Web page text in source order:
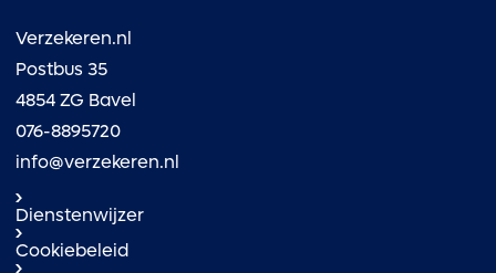
Verzekeren.nl
Postbus 35
4854 ZG Bavel
076-8895720
info@verzekeren.nl
Dienstenwijzer
Cookiebeleid